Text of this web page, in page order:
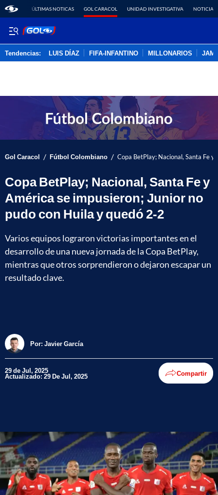
ÚLTIMAS NOTICAS GOL CARACOL UNIDAD INVESTIGATIVA NOTICIAS
Tendencias: LUIS DÍAZ FIFA-INFANTINO MILLONARIOS
Gol Caracol / Fútbol Colombiano / Copa BetPlay; Nacional, Santa Fe
Copa BetPlay; Nacional, Santa Fe y
América se impusieron; Junior no
pudo con Huila y quedó 2-2
Varios equipos lograron victorias importantes en el
desarrollo de una nueva jornada de la Copa BetPlay,
mientras que otros sorprendieron o dejaron escapar un
resultado clave.
Por: Javier García
29 de Jul, 2025
Actualizado: 29 De Jul, 2025 Compartir